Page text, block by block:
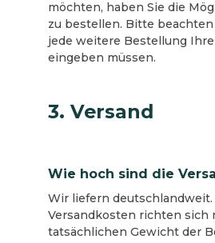
möchten, haben Sie die
zu bestellen. Bitte beachten
jede weitere Bestellung
eingeben müssen.
3. Versand
Wie hoch sind die
Wir liefern deutschlandweit.
Versandkosten richten sich
tatsächlichen Gewicht der